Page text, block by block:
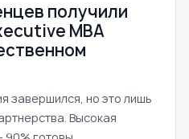
получили
MBA
завершился, но это лишь
Высокая